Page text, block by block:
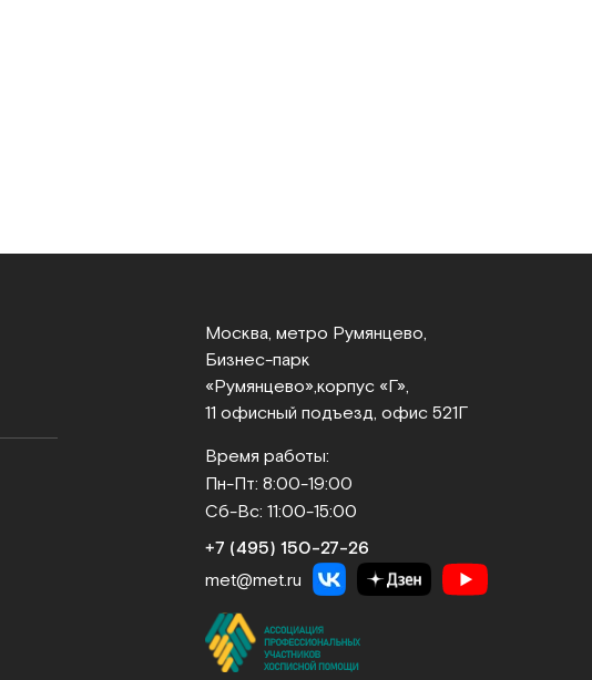
Москва, метро Румянцево,
Бизнес‑парк
«Румянцево», корпус «Г»,
11 офисный подъезд, офис 521Г
Время работы:
Пн-Пт: 8:00-19:00
Сб-Вс: 11:00-15:00
+7 (495) 150‑27‑26
met@met.ru